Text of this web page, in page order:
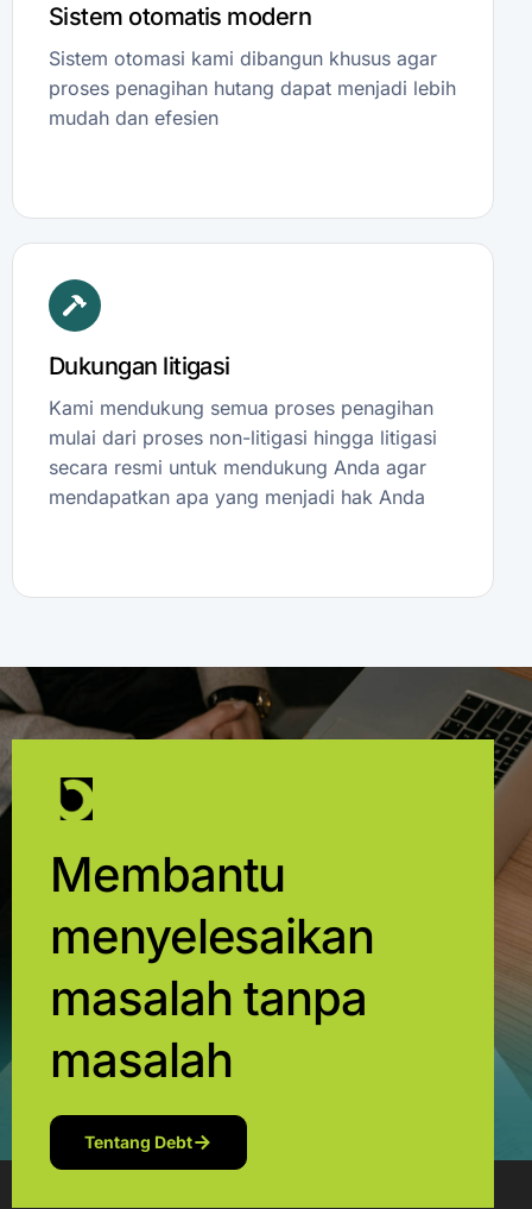
Sistem otomatis modern
Sistem otomasi kami dibangun khusus agar
proses penagihan hutang dapat menjadi lebih
mudah dan efesien
Dukungan litigasi
Kami mendukung semua proses penagihan
mulai dari proses non-litigasi hingga litigasi
secara resmi untuk mendukung Anda agar
mendapatkan apa yang menjadi hak Anda
Membantu
menyelesaikan
masalah tanpa
masalah
Tentang Debt